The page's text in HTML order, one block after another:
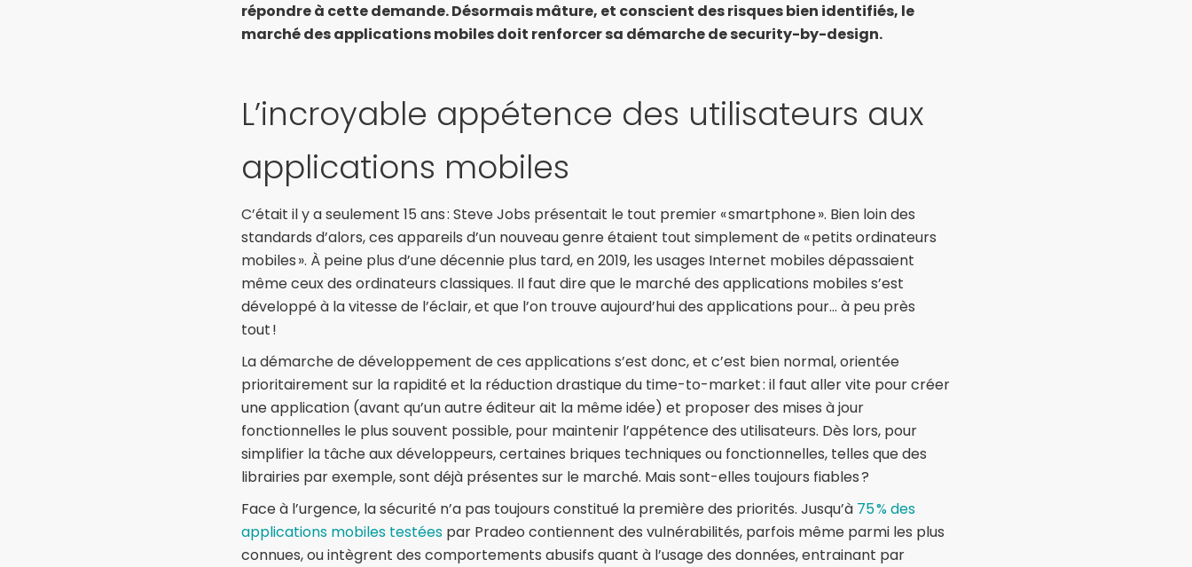
répondre à cette demande. Désormais mâture, et conscient des risques bien identifiés, le
marché des applications mobiles doit renforcer sa démarche de security-by-design.
L’incroyable appétence des utilisateurs aux
applications mobiles
C’était il y a seulement 15 ans : Steve Jobs présentait le tout premier « smartphone ». Bien loin des
standards d’alors, ces appareils d’un nouveau genre étaient tout simplement de « petits ordinateurs
mobiles ». À peine plus d’une décennie plus tard, en 2019, les usages Internet mobiles dépassaient
même ceux des ordinateurs classiques. Il faut dire que le marché des applications mobiles s’est
développé à la vitesse de l’éclair, et que l’on trouve aujourd’hui des applications pour… à peu près
tout !
La démarche de développement de ces applications s’est donc, et c’est bien normal, orientée
prioritairement sur la rapidité et la réduction drastique du time-to-market : il faut aller vite pour créer
une application (avant qu’un autre éditeur ait la même idée) et proposer des mises à jour
fonctionnelles le plus souvent possible, pour maintenir l’appétence des utilisateurs. Dès lors, pour
simplifier la tâche aux développeurs, certaines briques techniques ou fonctionnelles, telles que des
librairies par exemple, sont déjà présentes sur le marché. Mais sont-elles toujours fiables ?
Face à l’urgence, la sécurité n’a pas toujours constitué la première des priorités. Jusqu’à 75 % des
applications mobiles testées par Pradeo contiennent des vulnérabilités, parfois même parmi les plus
connues, ou intègrent des comportements abusifs quant à l’usage des données, entrainant par